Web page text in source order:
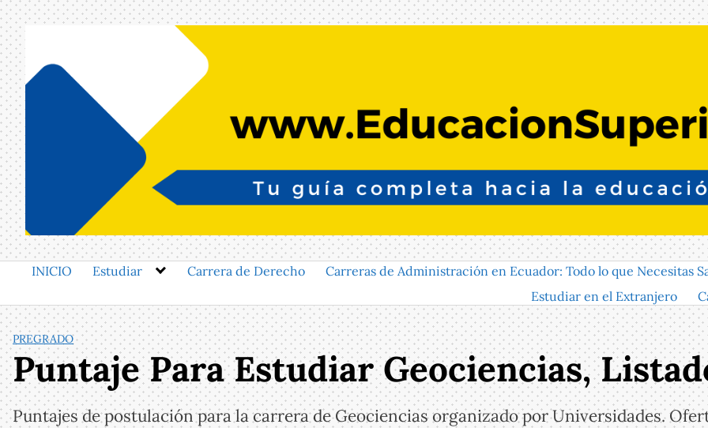
Saltar
al
contenido
INICIO Estudiar Carrera de Derecho Carreras de Administración en Ecuador: Todo lo que Necesitas
Estudiar en el Extranjero
PREGRADO
Puntaje Para Estudiar Geociencias,
Puntajes de postulación para la carrera de Geociencias organizado por Universidades.